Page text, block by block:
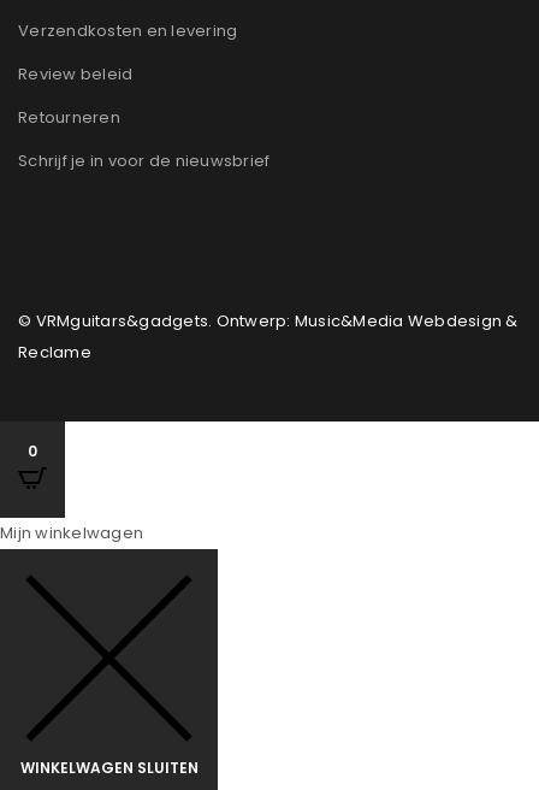
Verzendkosten en levering
Review beleid
Retourneren
Schrijf je in voor de nieuwsbrief
© VRMguitars&gadgets. Ontwerp: Music&Media Webdesign &
Reclame
0
Mijn winkelwagen
WINKELWAGEN SLUITEN